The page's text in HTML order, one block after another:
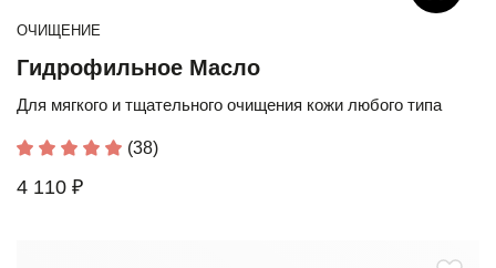
ОЧИЩЕНИЕ
Гидрофильное Масло
Для мягкого и тщательного очищения кожи любого типа
(38)
4 110 ₽